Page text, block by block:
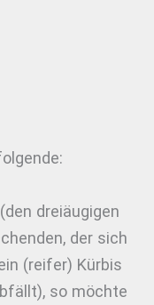
dreiäugigen
der sich
(reifer) Kürbis
so möchte